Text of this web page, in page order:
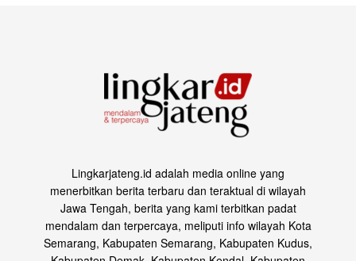
Lingkarjateng.id adalah media online yang
menerbitkan berita terbaru dan teraktual di wilayah
Jawa Tengah, berita yang kami terbitkan padat
mendalam dan terpercaya, meliputi info wilayah Kota
Semarang, Kabupaten Semarang, Kabupaten Kudus,